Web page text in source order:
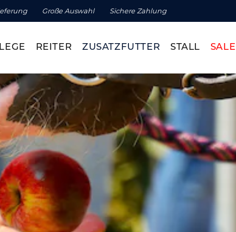
Große Auswahl Sichere Zahlung
REITER ZUSATZFUTTER STALL SALE